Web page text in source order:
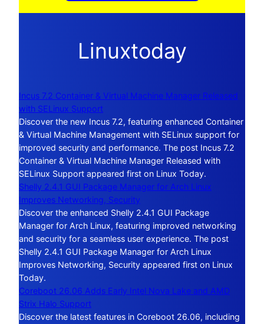
Linuxtoday
Incus 7.2 Container & Virtual Machine Manager Released
with SELinux Support
Discover the new Incus 7.2, featuring enhanced Container
& Virtual Machine Management with SELinux support for
improved security and performance. The post Incus 7.2
Container & Virtual Machine Manager Released with
SELinux Support appeared first on Linux Today.
Shelly 2.4.1 GUI Package Manager for Arch Linux
Improves Networking, Security
Discover the enhanced Shelly 2.4.1 GUI Package
Manager for Arch Linux, featuring improved networking
and security for a seamless user experience. The post
Shelly 2.4.1 GUI Package Manager for Arch Linux
Improves Networking, Security appeared first on Linux
Today.
Coreboot 26.06 Adds Early Intel Nova Lake and AMD
Strix Halo Support
Discover the latest features in Coreboot 26.06, including